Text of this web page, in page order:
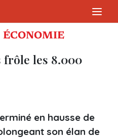
ÉCONOMIE
frôle les 8.000
en hausse de
son élan de